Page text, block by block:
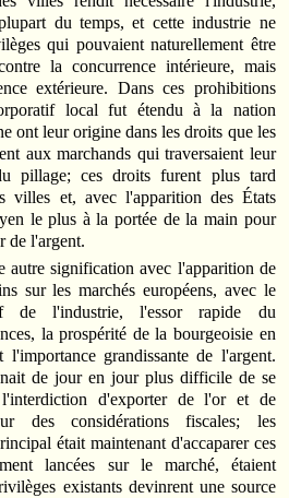
du temps, et cette industrie ne
qui pouvaient naturellement être
la concurrence intérieure, mais
extérieure. Dans ces prohibitions
local fut étendu à la nation
ont leur origine dans les droits que les
aux marchands qui traversaient leur
pillage; ces droits furent plus tard
villes et, avec l'apparition des États
le plus à la portée de la main pour
de l'argent.
autre signification avec l'apparition de
sur les marchés européens, avec le
de l'industrie, l'essor rapide du
la prospérité de la bourgeoisie en
l'importance grandissante de l'argent.
de jour en jour plus difficile de se
l'interdiction d'exporter de l'or et de
des considérations fiscales; les
était maintenant d'accaparer ces
lancées sur le marché, étaient
existants devinrent une source